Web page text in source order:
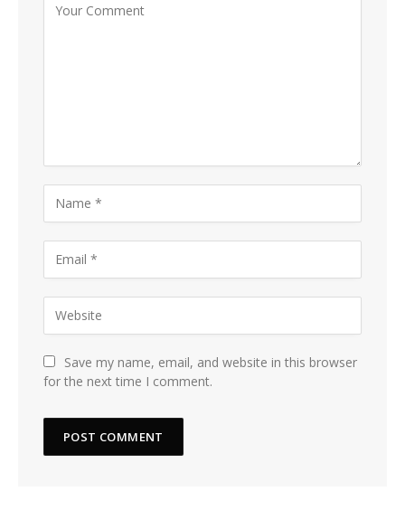
Save my name, email, and website in this browser
for the next time I comment.